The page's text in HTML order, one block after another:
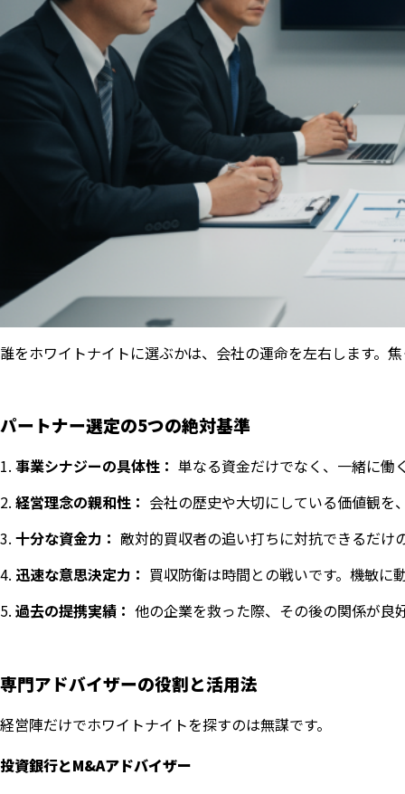
誰をホワイトナイトに選ぶかは、会社の運命を左右します。
パートナー選定の5つの絶対基準
事業シナジーの具体性： 単なる資金だけでなく、一緒に働
経営理念の親和性： 会社の歴史や大切にしている価値観を
十分な資金力： 敵対的買収者の追い打ちに対抗できるだけ
迅速な意思決定力： 買収防衛は時間との戦いです。機敏に
過去の提携実績： 他の企業を救った際、その後の関係が良
専門アドバイザーの役割と活用法
経営陣だけでホワイトナイトを探すのは無謀です。
投資銀行とM&Aアドバイザー